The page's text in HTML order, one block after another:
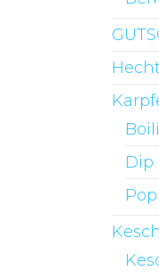
Dip